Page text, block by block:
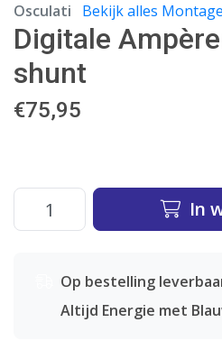
Osculati Bekijk alles
Digitale
shunt
€75,95
In
Op bestelling
Altijd Energie met